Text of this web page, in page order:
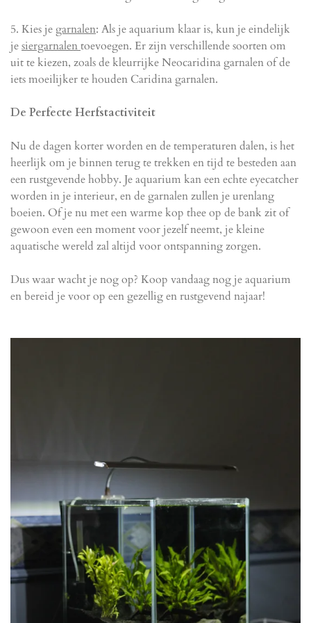
5. Kies je garnalen: Als je aquarium klaar is, kun je eindelijk
jesiergarnalentoevoegen. Er zijn verschillende soorten om
uit te kiezen, zoals de kleurrijke Neocaridina garnalen of de
iets moeilijker te houden Caridina garnalen.
De Perfecte Herfstactiviteit
Nu de dagen korter worden en de temperaturen dalen, is het
heerlijk om je binnen terug te trekken en tijd te besteden aan
een rustgevende hobby. Je aquarium kan een echte eyecatcher
worden in je interieur, en de garnalen zullen je urenlang
boeien. Of je nu met een warme kop thee op de bank zit of
gewoon even een moment voor jezelf neemt, je kleine
aquatische wereld zal altijd voor ontspanning zorgen.
Dus waar wacht je nog op? Koop vandaag nog je aquarium
en bereid je voor op een gezellig en rustgevend najaar!